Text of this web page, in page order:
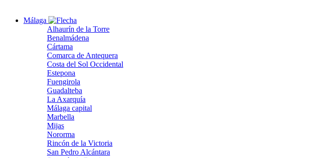
Málaga
Alhaurín de la Torre
Benalmádena
Cártama
Comarca de Antequera
Costa del Sol Occidental
Estepona
Fuengirola
Guadalteba
La Axarquía
Málaga capital
Marbella
Mijas
Nororma
Rincón de la Victoria
San Pedro Alcántara